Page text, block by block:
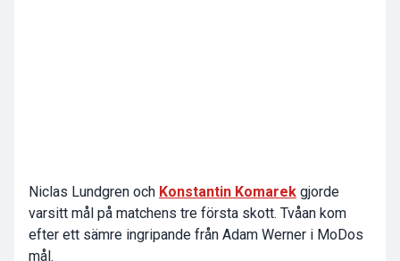
Niclas Lundgren och Konstantin Komarek gjorde
varsitt mål på matchens tre första skott. Tvåan kom
efter ett sämre ingripande från Adam Werner i MoDos
mål.